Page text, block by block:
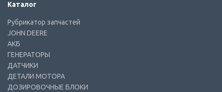
Каталог
Рубрикатор запчастей
JOHN DEERE
АКБ
ГЕНЕРАТОРЫ
ДАТЧИКИ
ДЕТАЛИ МОТОРА
ДОЗИРОВОЧНЫЕ БЛОКИ